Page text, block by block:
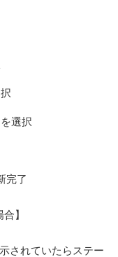
選択
完了
】
されていたらステー